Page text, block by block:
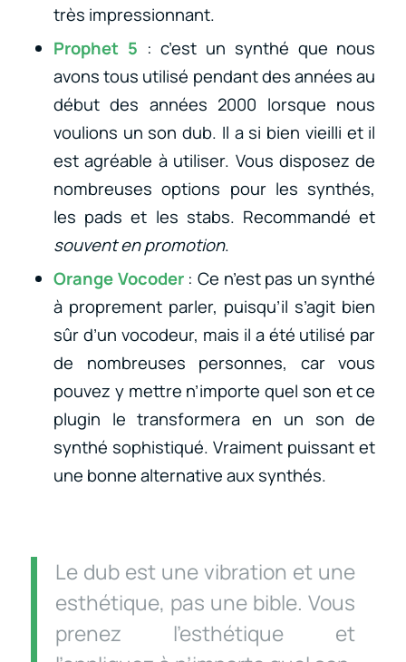
très impressionnant.
Prophet 5 : c’est un synthé que nous
avons tous utilisé pendant des années au
début des années 2000 lorsque nous
voulions un son dub. Il a si bien vieilli et il
est agréable à utiliser. Vous disposez de
nombreuses options pour les synthés,
les pads et les stabs. Recommandé et
souvent en promotion.
Orange Vocoder: Ce n’est pas un synthé
à proprement parler, puisqu’il s’agit bien
sûr d’un vocodeur, mais il a été utilisé par
de nombreuses personnes, car vous
pouvez y mettre n’importe quel son et ce
plugin le transformera en un son de
synthé sophistiqué. Vraiment puissant et
une bonne alternative aux synthés.
Le dub est une vibration et une
esthétique, pas une bible. Vous
prenez l’esthétique et